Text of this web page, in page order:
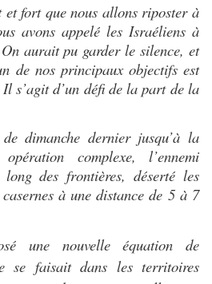
et fort que nous allons riposter à
avons appelé les Israéliens à
aurait pu garder le silence, et
de nos principaux objectifs est
s’agit d’un défi de la part de la
dimanche dernier jusqu’à la
complexe, l’ennemi
des frontières, déserté les
à une distance de 5 à 7
une nouvelle équation de
se faisait dans les territoires